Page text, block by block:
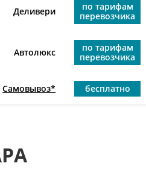
Деливери
по тарифам
перевозчика
Автолюкс
по тарифам
перевозчика
Самовывоз* бесплатно